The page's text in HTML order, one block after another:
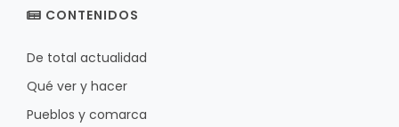
CONTENIDOS
De total actualidad
Qué ver y hacer
Pueblos y comarca